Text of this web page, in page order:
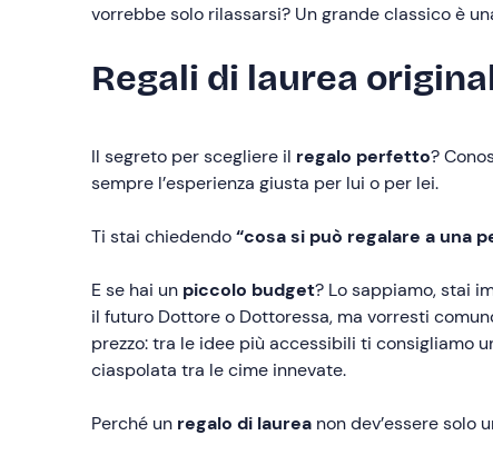
vorrebbe solo rilassarsi? Un grande classico è
Regali di laurea
Il segreto per scegliere il regalo perfetto?
sempre l’esperienza giusta per lui o per lei.
Ti stai chiedendo“cosa si può regalare a una
E se hai un piccolo budget? Lo sappiamo, stai
il futuro Dottore o Dottoressa, ma vorresti
prezzo: tra le idee più accessibili ti consigliamo
ciaspolata tra le cime innevate.
Perché un regalo di laurea non dev’essere solo